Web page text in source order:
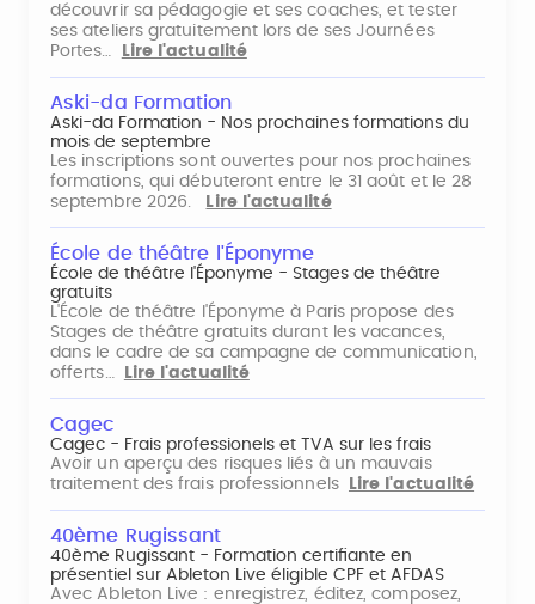
découvrir sa pédagogie et ses coaches, et tester
ses ateliers gratuitement lors de ses Journées
Portes…
Lire l'actualité
Aski-da Formation
Aski-da Formation - Nos prochaines formations du
mois de septembre
Les inscriptions sont ouvertes pour nos prochaines
formations, qui débuteront entre le 31 août et le 28
septembre 2026.
Lire l'actualité
École de théâtre l'Éponyme
École de théâtre l'Éponyme - Stages de théâtre
gratuits
L'École de théâtre l'Éponyme à Paris propose des
Stages de théâtre gratuits durant les vacances,
dans le cadre de sa campagne de communication,
offerts…
Lire l'actualité
Cagec
Cagec - Frais professionels et TVA sur les frais
Avoir un aperçu des risques liés à un mauvais
traitement des frais professionnels
Lire l'actualité
40ème Rugissant
40ème Rugissant - Formation certifiante en
présentiel sur Ableton Live éligible CPF et AFDAS
Avec Ableton Live : enregistrez, éditez, composez,